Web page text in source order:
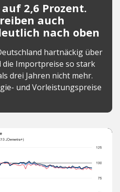
2,6 Prozent.
auch
nach oben
hartnäckig über
die Importpreise so stark
drei Jahren nicht mehr.
und Vorleistungspreise